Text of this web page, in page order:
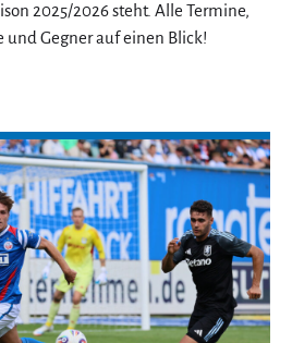
2025/2026 steht. Alle Termine,
und Gegner auf einen Blick!